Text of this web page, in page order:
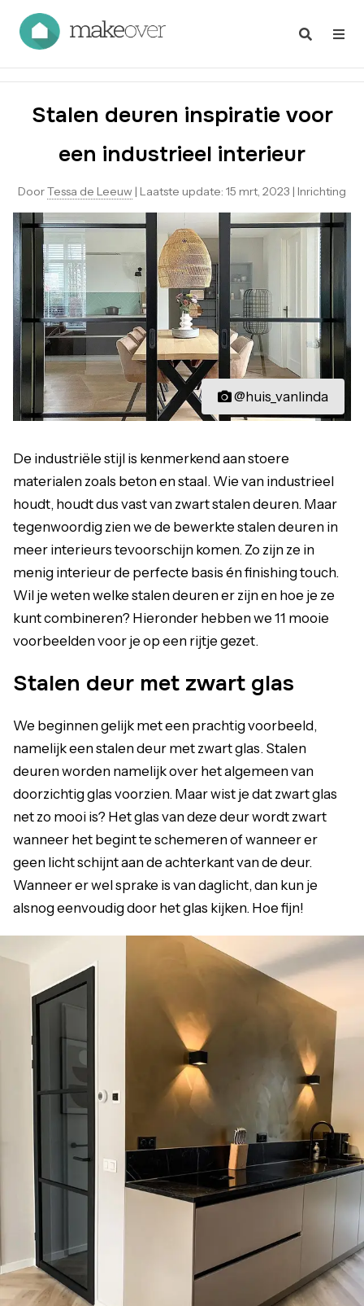
Stalen deuren inspiratie voor
een industrieel interieur
DoorTessa de Leeuw | Laatste update: 15 mrt, 2023 | Inrichting
@huis_vanlinda
De industriële stijl is kenmerkend aan stoere
materialen zoals beton en staal. Wie van industrieel
houdt, houdt dus vast van zwart stalen deuren. Maar
tegenwoordig zien we de bewerkte stalen deuren in
meer interieurs tevoorschijn komen. Zo zijn ze in
menig interieur de perfecte basis én finishing touch.
Wil je weten welke stalen deuren er zijn en hoe je ze
kunt combineren? Hieronder hebben we 11 mooie
voorbeelden voor je op een rijtje gezet.
Stalen deur met zwart glas
We beginnen gelijk met een prachtig voorbeeld,
namelijk een stalen deur met zwart glas. Stalen
deuren worden namelijk over het algemeen van
doorzichtig glas voorzien. Maar wist je dat zwart glas
net zo mooi is? Het glas van deze deur wordt zwart
wanneer het begint te schemeren of wanneer er
geen licht schijnt aan de achterkant van de deur.
Wanneer er wel sprake is van daglicht, dan kun je
alsnog eenvoudig door het glas kijken. Hoe fijn!